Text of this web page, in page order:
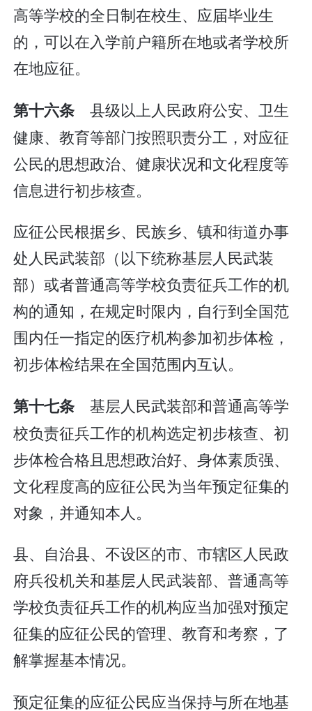
高等学校的全日制在校生、应届毕业生
的，可以在入学前户籍所在地或者学校所
在地应征。
第十六条 县级以上人民政府公安、卫生
健康、教育等部门按照职责分工，对应征
公民的思想政治、健康状况和文化程度等
信息进行初步核查。
应征公民根据乡、民族乡、镇和街道办事
处人民武装部（以下统称基层人民武装
部）或者普通高等学校负责征兵工作的机
构的通知，在规定时限内，自行到全国范
围内任一指定的医疗机构参加初步体检，
初步体检结果在全国范围内互认。
第十七条 基层人民武装部和普通高等学
校负责征兵工作的机构选定初步核查、初
步体检合格且思想政治好、身体素质强、
文化程度高的应征公民为当年预定征集的
对象，并通知本人。
县、自治县、不设区的市、市辖区人民政
府兵役机关和基层人民武装部、普通高等
学校负责征兵工作的机构应当加强对预定
征集的应征公民的管理、教育和考察，了
解掌握基本情况。
预定征集的应征公民应当保持与所在地基